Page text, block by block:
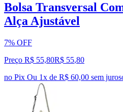
Bolsa Transversal
Alça Ajustável
7% OFF
Preço R$ 55,80R$ 55,80
no Pix Ou 1x de R$ 60,00 sem juros